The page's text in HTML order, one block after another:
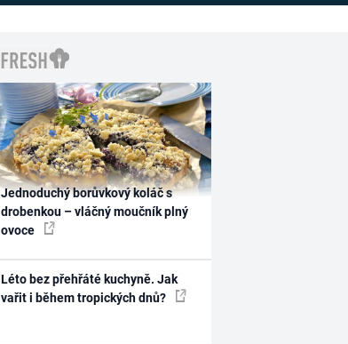
Jednoduchý borůvkový koláč s
drobenkou – vláčný moučník plný
ovoce
Léto bez přehřáté kuchyně. Jak
vařit i během tropických dnů?